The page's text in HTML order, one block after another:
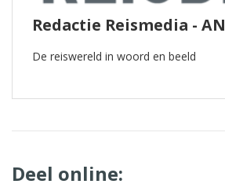
Redactie Reismedia -
De reiswereld in woord en beeld
Deel online: